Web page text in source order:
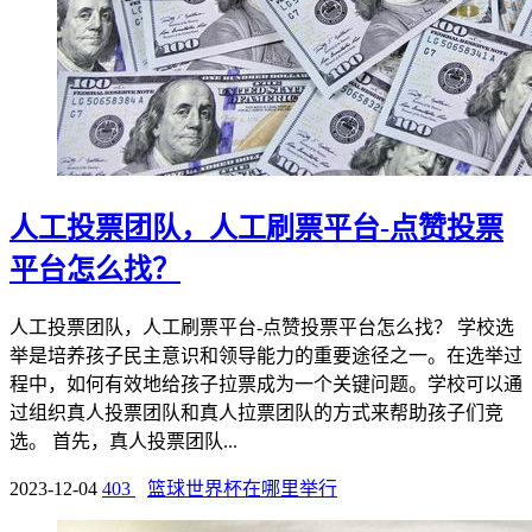
人工投票团队，人工刷票平台-点赞投票
平台怎么找？
人工投票团队，人工刷票平台-点赞投票平台怎么找？ 学校选
举是培养孩子民主意识和领导能力的重要途径之一。在选举过
程中，如何有效地给孩子拉票成为一个关键问题。学校可以通
过组织真人投票团队和真人拉票团队的方式来帮助孩子们竞
选。 首先，真人投票团队...
2023-12-04 403 篮球世界杯在哪里举行